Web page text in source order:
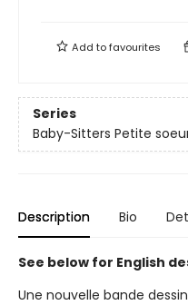
Add tofavourites
Series
Baby-Sitters Petite
Description Bio
See below for English
Une nouvelle bande